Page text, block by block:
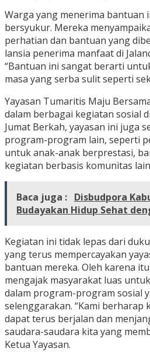
Warga yang menerima bantuan
bersyukur. Mereka
perhatian dan bantuan yang
lansia penerima manfaat di
“Bantuan ini sangat berarti
masa yang serba sulit seperti
Yayasan Tumaritis Maju
dalam berbagai kegiatan sosial
Jumat Berkah, yayasan ini juga
program-program lain, seperti
untuk anak-anak berprestasi,
kegiatan berbasis komunitas
Baca juga : Disbudpora
Budayakan Hidup Sehat
Kegiatan ini tidak lepas dari
yang terus mempercayakan
bantuan mereka. Oleh karena
mengajak masyarakat luas
dalam program-program sosial
selenggarakan. “Kami berharap
dapat terus berjalan dan
saudara-saudara kita yang
Ketua Yayasan.